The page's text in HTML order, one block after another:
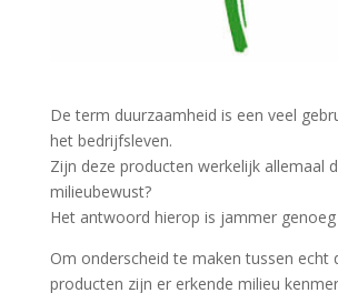
De term duurzaamheid is een veel
het bedrijfsleven.
Zijn deze producten werkelijk allemaal
milieubewust?
Het antwoord hierop is jammer genoeg
Om onderscheid te maken tussen echt
producten zijn er erkende milieu